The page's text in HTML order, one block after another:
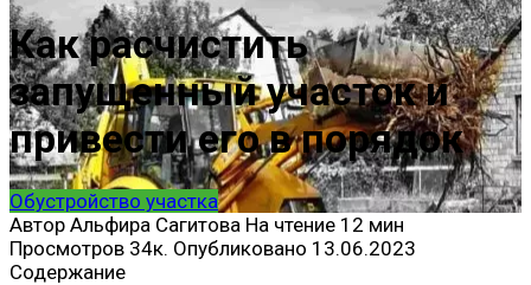
Как расчистить
запущенный участок и
привести его в порядок
Обустройство участка
Автор Альфира Сагитова На чтение 12 мин
Просмотров 34к. Опубликовано 13.06.2023
Содержание